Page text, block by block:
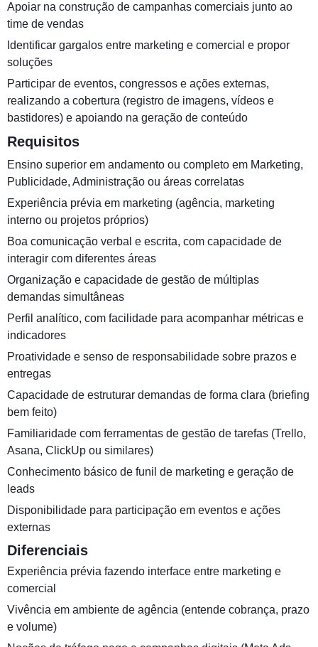
Apoiar na construção de campanhas comerciais junto ao
time de vendas
Identificar gargalos entre marketing e comercial e propor
soluções
Participar de eventos, congressos e ações externas,
realizando a cobertura (registro de imagens, vídeos e
bastidores) e apoiando na geração de conteúdo
Requisitos
Ensino superior em andamento ou completo em Marketing,
Publicidade, Administração ou áreas correlatas
Experiência prévia em marketing (agência, marketing
interno ou projetos próprios)
Boa comunicação verbal e escrita, com capacidade de
interagir com diferentes áreas
Organização e capacidade de gestão de múltiplas
demandas simultâneas
Perfil analítico, com facilidade para acompanhar métricas e
indicadores
Proatividade e senso de responsabilidade sobre prazos e
entregas
Capacidade de estruturar demandas de forma clara (briefing
bem feito)
Familiaridade com ferramentas de gestão de tarefas (Trello,
Asana, ClickUp ou similares)
Conhecimento básico de funil de marketing e geração de
leads
Disponibilidade para participação em eventos e ações
externas
Diferenciais
Experiência prévia fazendo interface entre marketing e
comercial
Vivência em ambiente de agência (entende cobrança, prazo
e volume)